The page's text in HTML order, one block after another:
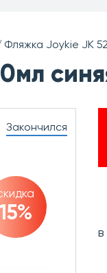
Фляжка Joykie JK
Закончился
15%
в